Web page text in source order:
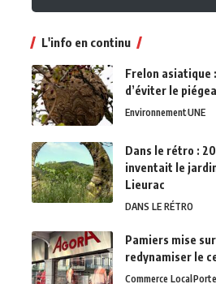
L'info en continu
Frelon asiatique
d’éviter le
EnvironnementUNE
Dans le rétro :
inventait le
Lieurac
DANS LE RÉTRO
Pamiers mise
redynamiser le
Commerce Local